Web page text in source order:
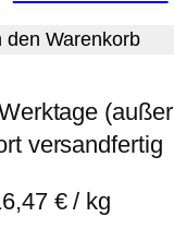
den Warenkorb
(außer
versandfertig
€/ kg